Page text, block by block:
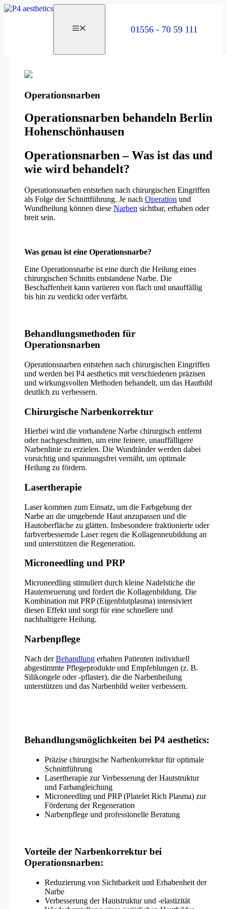
Zum
01556 - 70 59 111
Operationsnarben
Operationsnarben behandeln Berlin
Hohenschönhausen
Operationsnarben – Was ist das und
wie wird behandelt?
Operationsnarben entstehen nach chirurgischen Eingriffen
als Folge der Schnittführung. Je nach Operation und
Wundheilung können diese Narben sichtbar, erhaben oder
breit sein.
Was genau ist eine Operationsnarbe?
Eine Operationsnarbe ist eine durch die Heilung eines
chirurgischen Schnitts entstandene Narbe. Die
Beschaffenheit kann variieren von flach und unauffällig
bis hin zu verdickt oder verfärbt.
Behandlungsmethoden für
Operationsnarben
Operationsnarben entstehen nach chirurgischen Eingriffen
und werden bei P4 aesthetics mit verschiedenen präzisen
und wirkungsvollen Methoden behandelt, um das Hautbild
deutlich zu verbessern.
Chirurgische Narbenkorrektur
Hierbei wird die vorhandene Narbe chirurgisch entfernt
oder nachgeschnitten, um eine feinere, unauffälligere
Narbenlinie zu erzielen. Die Wundränder werden dabei
vorsichtig und spannungsfrei vernäht, um optimale
Heilung zu fördern.
Lasertherapie
Laser kommen zum Einsatz, um die Farbgebung der
Narbe an die umgebende Haut anzupassen und die
Hautoberfläche zu glätten. Insbesondere fraktionierte oder
farbverbessernde Laser regen die Kollagenneubildung an
und unterstützen die Regeneration.
Microneedling und PRP
Microneedling stimuliert durch kleine Nadelstiche die
Hauterneuerung und fördert die Kollagenbildung. Die
Kombination mit PRP (Eigenblutplasma) intensiviert
diesen Effekt und sorgt für eine schnellere und
nachhaltigere Heilung.
Narbenpflege
Nach derBehandlung erhalten Patienten individuell
abgestimmte Pflegeprodukte und Empfehlungen (z. B.
Silikongele oder -pflaster), die die Narbenheilung
unterstützen und das Narbenbild weiter verbessern.
Behandlungsmöglichkeiten bei P4 aesthetics:
Präzise chirurgische Narbenkorrektur für optimale
Schnittführung
Lasertherapie zur Verbesserung der Hautstruktur
und Farbangleichung
Microneedling und PRP (Platelet Rich Plasma) zur
Förderung der Regeneration
Narbenpflege und professionelle Beratung
Vorteile der Narbenkorrektur bei
Operationsnarben:
Reduzierung von Sichtbarkeit und Erhabenheit der
Narbe
Verbesserung der Hautstruktur und -elastizität